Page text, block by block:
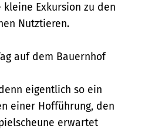
Exkursion zu den
Nutztieren.
auf dem Bauernhof
eigentlich so ein
einer Hofführung, den
erwartet